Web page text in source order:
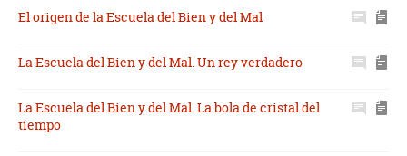
El origen de la Escuela del Bien y del Mal
La Escuela del Bien y del Mal. Un rey verdadero
La Escuela del Bien y del Mal. La bola de cristal del
tiempo